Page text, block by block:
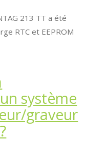
213 TT a été
RTC et EEPROM
système
graveur